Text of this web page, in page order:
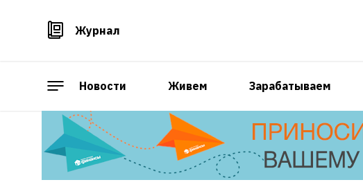
Журнал
Новости Живем Зарабатываем